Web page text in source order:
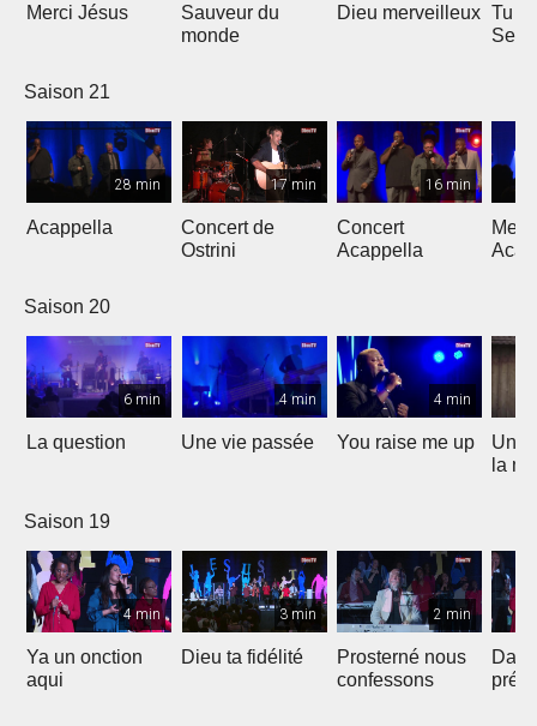
Merci Jésus
Sauveur du
monde
Dieu merveilleux Tu
Saison 21
28 min
Acappella
17 min
Concert de
Ostrini
16 min
Concert
Acappella
Saison 20
6 min
La question
4 min
Une vie passée
4 min
You raise me up
Une
la
Saison 19
4 min
Ya un onction
aqui
3 min
Dieu ta fidélité
2 min
Prosterné nous
confessons